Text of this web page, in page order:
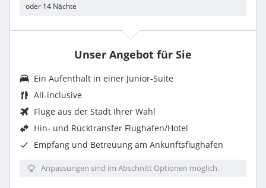
oder 14 Nächte
Unser Angebot für Sie
Ein Aufenthalt in einer Junior-Suite
All-inclusive
Flüge aus der Stadt Ihrer Wahl
Hin- und Rücktransfer Flughafen/Hotel
Empfang und Betreuung am Ankunftsflughafen
Anpassungen sind im Abschnitt Optionen möglich.